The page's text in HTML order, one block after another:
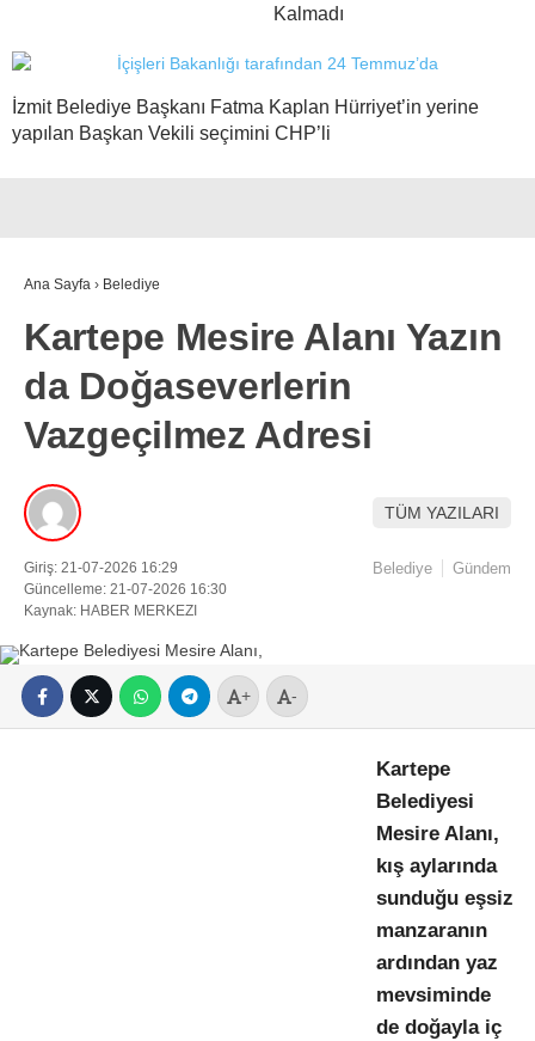
Kalmadı
İzmit Belediye Başkanı Fatma Kaplan Hürriyet’in yerine
yapılan Başkan Vekili seçimini CHP’li
Ana Sayfa › Belediye
Kartepe Mesire Alanı Yazın
da Doğaseverlerin
Vazgeçilmez Adresi
TÜM YAZILARI
Giriş: 21-07-2026 16:29
Güncelleme: 21-07-2026 16:30
Kaynak: HABER MERKEZI
Belediye Gündem
+ -
Kartepe
Belediyesi
Mesire Alanı,
kış aylarında
sunduğu eşsiz
manzaranın
ardından yaz
mevsiminde
de doğayla iç